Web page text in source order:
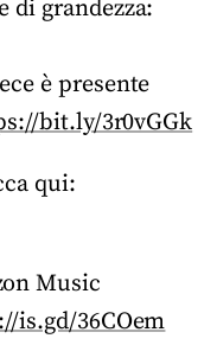
di grandezza:
è presente
bit.ly/3r0vGGk
qui:
Music
is.gd/36COem